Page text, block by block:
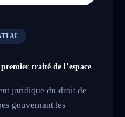
traité de l’espace
juridique du droit de
gouvernant les